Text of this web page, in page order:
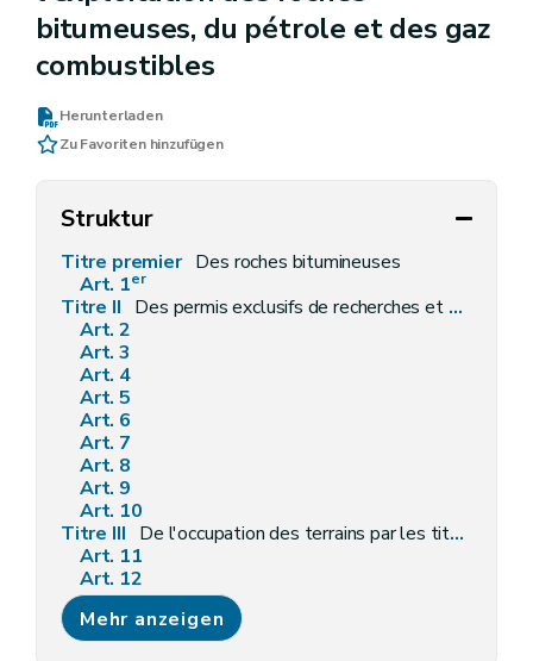
bitumeuses, du pétrole et des gaz
combustibles
Herunterladen
Zu Favoriten hinzufügen
Struktur
Titre premier Des roches bitumineuses
Art. 1er
Titre II Des permis exclusifs de recherches et d'exploitation du pétrole et des gaz combustibles
Art. 2
Art. 3
Art. 4
Art. 5
Art. 6
Art. 7
Art. 8
Art. 9
Art. 10
Titre III De l'occupation des terrains par les titulaires de permis
Art. 11
Art. 12
Art. 13
Titre IV Des communications déclarées d'utilité publique
Art. 14
Mehr anzeigen